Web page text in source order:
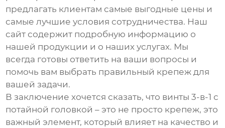
предлагать клиентам самые выгодные цены и
самые лучшие условия сотрудничества. Наш
сайт содержит подробную информацию о
нашей продукции и о наших услугах. Мы
всегда готовы ответить на ваши вопросы и
помочь вам выбрать правильный крепеж для
вашей задачи.
В заключение хочется сказать, что винты 3-в-1 с
потайной головкой – это не просто крепеж, это
важный элемент, который влияет на качество и